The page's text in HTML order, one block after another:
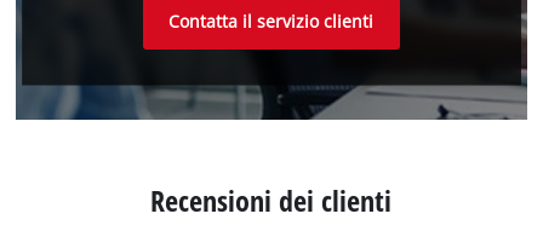
Contatta il servizio clienti
Recensioni dei clienti